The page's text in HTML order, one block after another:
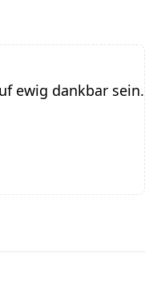
ewig dankbar sein.